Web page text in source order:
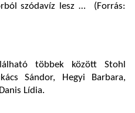
szódavíz lesz … (Forrás:
többek között Stohl
Sándor, Hegyi Barbara,
Lídia.